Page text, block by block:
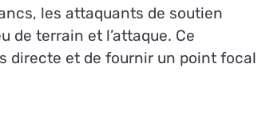
les attaquants de soutien
terrain et l’attaque. Ce
directe et de fournir un point focal